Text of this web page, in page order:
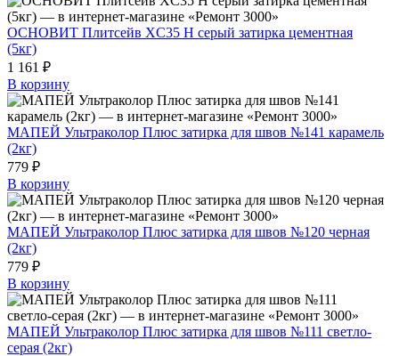
ОСНОВИТ Плитсейв XC35 H серый затирка цементная
(5кг)
1 161 ₽
В корзину
МАПЕЙ Ультраколор Плюс затирка для швов №141 карамель
(2кг)
779 ₽
В корзину
МАПЕЙ Ультраколор Плюс затирка для швов №120 черная
(2кг)
779 ₽
В корзину
МАПЕЙ Ультраколор Плюс затирка для швов №111 светло-
серая (2кг)